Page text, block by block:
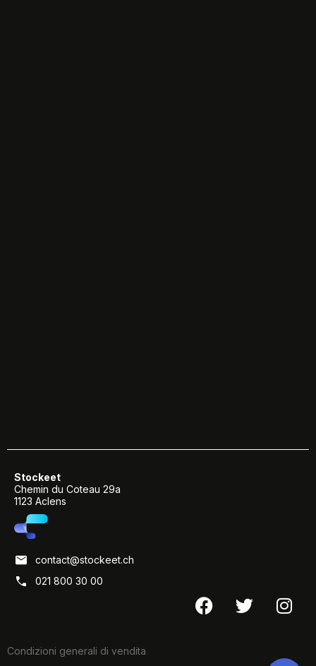
Stockeet
Chemin du Coteau 29a
1123 Aclens
contact@stockeet.ch
021 800 30 00
Condizioni generali di vendita